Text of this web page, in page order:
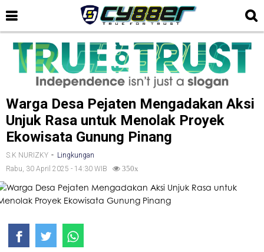
Warga Desa Pejaten Mengadakan Aksi
Unjuk Rasa untuk Menolak Proyek
Ekowisata Gunung Pinang
S.K NURIZKY - Lingkungan
Rabu, 30 April 2025 - 14:30 WIB
350x